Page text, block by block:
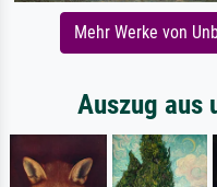
Mehr Werke von
Auszug aus